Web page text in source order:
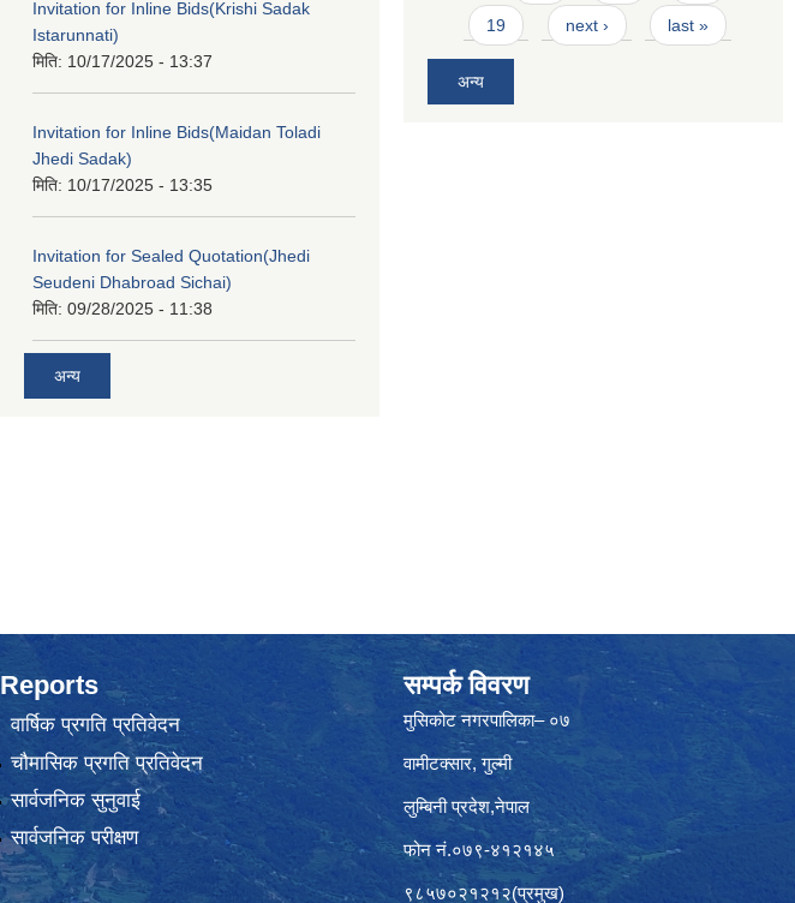
Invitation for Inline Bids(Krishi Sadak
Istarunnati)
मिति: 10/17/2025 - 13:37
Invitation for Inline Bids(Maidan Toladi
Jhedi Sadak)
मिति: 10/17/2025 - 13:35
Invitation for Sealed Quotation(Jhedi
Seudeni Dhabroad Sichai)
मिति: 09/28/2025 - 11:38
अन्य
19 next › last »
अन्य
Reports
वार्षिक प्रगति प्रतिवेदन
चौमासिक प्रगति प्रतिवेदन
सार्वजनिक सुनुवाई
सार्वजनिक परीक्षण
सम्पर्क विवरण
मुसिकोट नगरपालिका– ०७
वामीटक्सार, गुल्मी
लुम्बिनी प्रदेश,नेपाल
फोन नं.०७९-४१२१४५
९८५७०२१२१२(प्रमुख)